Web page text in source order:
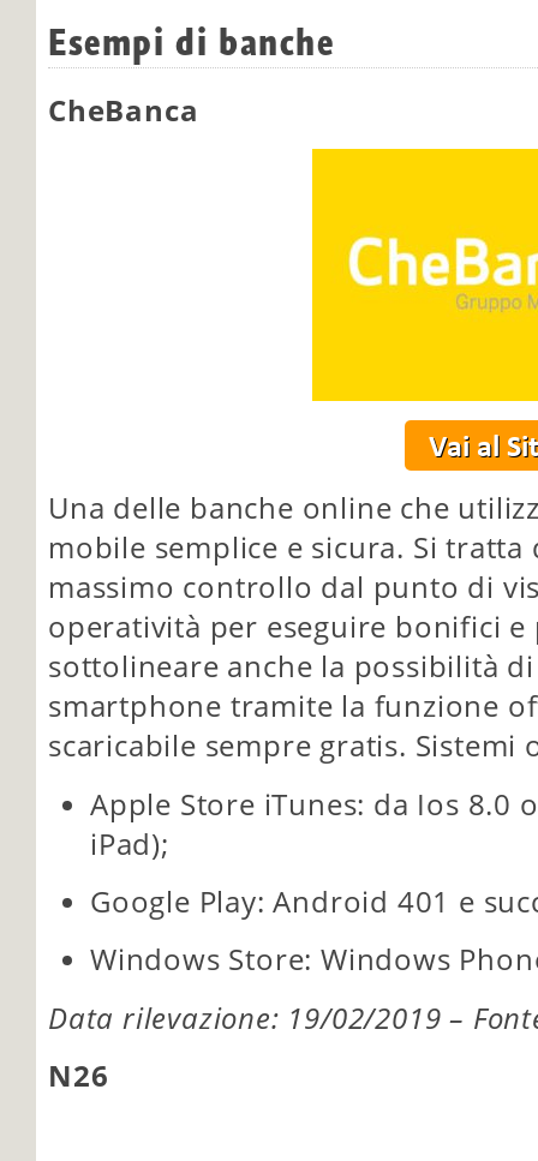
Esempi di banche
CheBanca
Una delle banche online che
mobile semplice e sicura. Si tratta
massimo controllo dal punto di
operatività per eseguire bonifici e
sottolineare anche la possibilità
smartphone tramite la funzione
scaricabile sempre gratis. Sistemi
Apple Store iTunes: da Ios 8.0
iPad);
Google Play: Android 401 e
Windows Store: Windows
Data rilevazione: 19/02/2019 –
N26